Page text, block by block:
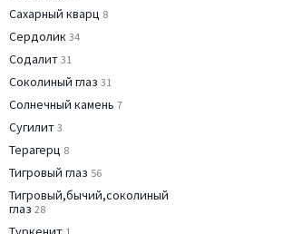
Сахарный кварц 8
Сердолик 34
Содалит 31
Соколиный глаз 31
Солнечный камень 7
Сугилит 3
Терагерц 8
Тигровый глаз 56
Тигровый,бычий,соколиный
глаз 28